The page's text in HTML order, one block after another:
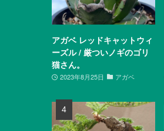
アガベ レッドキャットウィ
ーズル / 厳ついノギのゴリ
猫さん。
2023年8月25日 アガベ